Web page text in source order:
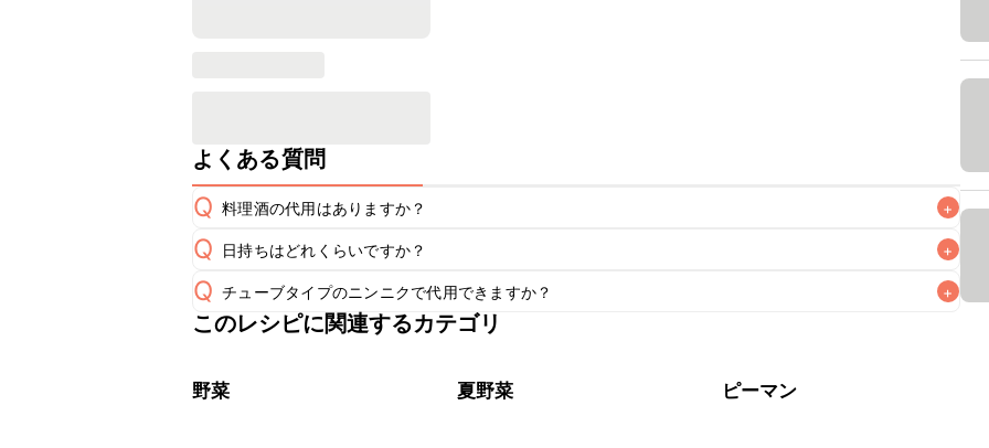
よくある質問
Q 料理酒の代用はありますか？ +
A
Q 日持ちはどれくらいですか？ +
A
保存期間は冷蔵で翌日中が目安です。なるべくお早めにお召し上がりください。
Q チューブタイプのニンニクで代用できますか？ +
チューブタイプのニンニクを使用してもお作りいただけます。小さじ1を目安に加え、お好みの風味
このレシピに関連するカテゴリ
野菜 夏野菜 ピーマン